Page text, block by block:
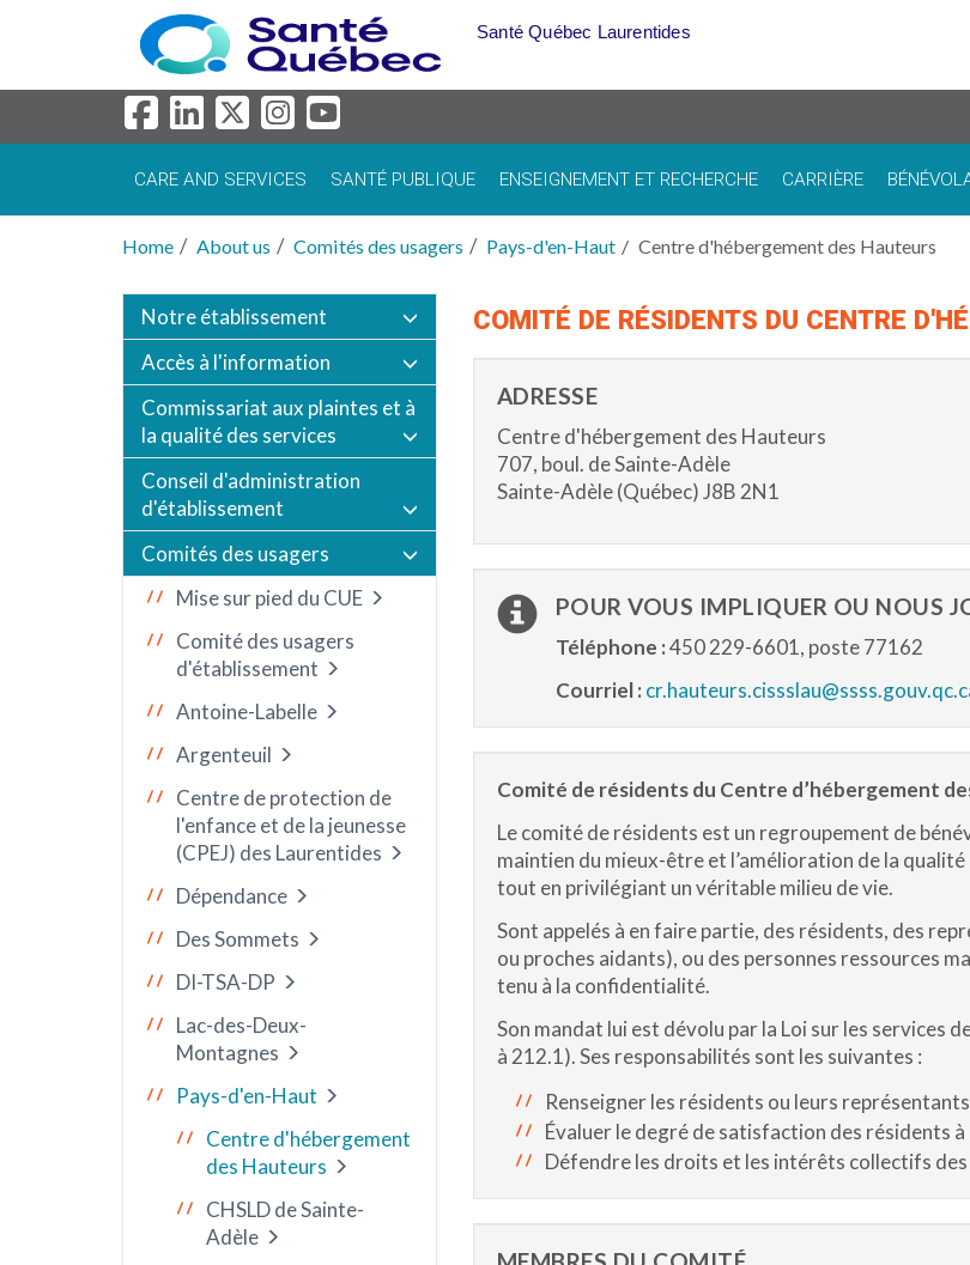
Skip to main content
Santé Québec Laurentides
CARE AND SERVICES SANTÉ PUBLIQUE ENSEIGNEMENT ET RECHERCHE CARRIÈRE
Home About us Comités des usagers Pays-d'en-Haut Centre d'hébergement des Hauteurs
Notre établissement
Accès à l'information
Commissariat aux plaintes et à
la qualité des services
Conseil d'administration
d'établissement
Comités des usagers
Mise sur pied du CUE
Comité des usagers
d'établissement
Antoine-Labelle
Argenteuil
Centre de protection de
l'enfance et de la jeunesse
(CPEJ) des Laurentides
Dépendance
Des Sommets
DI-TSA-DP
Lac-des-Deux-
Montagnes
Pays-d'en-Haut
Centre d'hébergement
des Hauteurs
CHSLD de Sainte-
Adèle
COMITÉ DE RÉSIDENTS DU CENTRE
ADRESSE
Centre d'hébergement des Hauteurs
707, boul. de Sainte-Adèle
Sainte-Adèle (Québec) J8B 2N1
POUR VOUS IMPLIQUER OU NOUS
Téléphone :450 229-6601, poste 77162
Courriel :
Comité de résidents du Centre d’hébergement
Le comité de résidents est un regroupement de
maintien du mieux-être et l’amélioration de la
tout en privilégiant un véritable milieu de vie.
Sont appelés à en faire partie, des résidents, des
ou proches aidants), ou des personnes ressources
tenu à la confidentialité.
Son mandat lui est dévolu par la Loi sur les services
à 212.1). Ses responsabilités sont les suivantes :
Renseigner les résidents ou leurs
Évaluer le degré de satisfaction des résidents
Défendre les droits et les intérêts collectifs